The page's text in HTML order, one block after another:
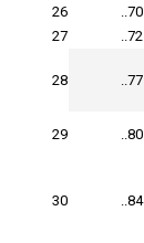
26
..70
27
..72
28 ..77
29 ..80
30 ..84